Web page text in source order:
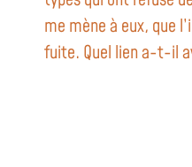
me mène à eux, que
fuite. Quel lien a-t-il